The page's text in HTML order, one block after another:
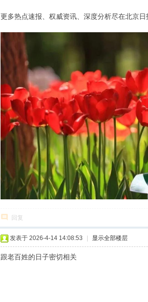
更多热点速报、权威资讯、深度分析尽在北京日
回复
发表于 2026-4-14 14:08:53 显示全部楼层
跟老百姓的日子密切相关